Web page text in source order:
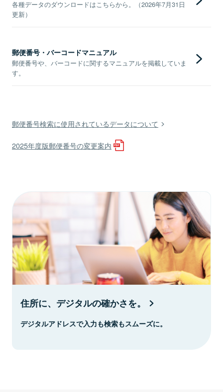
各種データのダウンロードはこちらから。（2026年7月31日
更新）
郵便番号・バーコードマニュアル
郵便番号や、バーコードに関するマニュアルを掲載していま
す。
郵便番号検索に使用されているデータについて
2025年度版郵便番号の変更案内
住所に、デジタルの確かさを。
デジタルアドレスで入力も検索もスムーズに。